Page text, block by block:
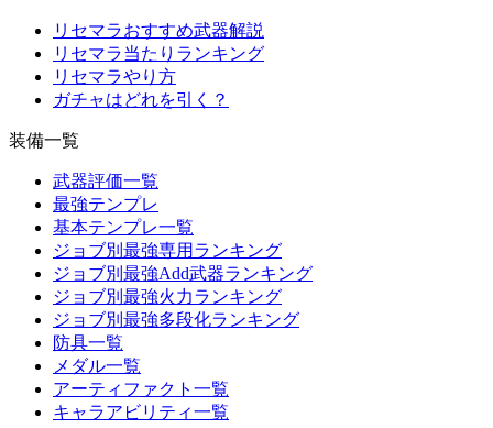
リセマラおすすめ武器解説
リセマラ当たりランキング
リセマラやり方
ガチャはどれを引く？
装備一覧
武器評価一覧
最強テンプレ
基本テンプレ一覧
ジョブ別最強専用ランキング
ジョブ別最強Add武器ランキング
ジョブ別最強火力ランキング
ジョブ別最強多段化ランキング
防具一覧
メダル一覧
アーティファクト一覧
キャラアビリティ一覧